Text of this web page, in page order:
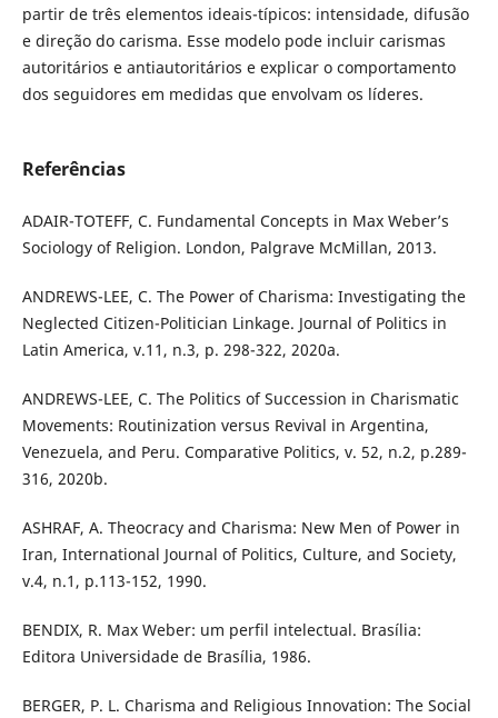
partir de três elementos ideais-típicos: intensidade, difusão
e direção do carisma. Esse modelo pode incluir carismas
autoritários e antiautoritários e explicar o comportamento
dos seguidores em medidas que envolvam os líderes.
Referências
ADAIR-TOTEFF, C. Fundamental Concepts in Max Weber’s
Sociology of Religion. London, Palgrave McMillan, 2013.
ANDREWS-LEE, C. The Power of Charisma: Investigating the
Neglected Citizen-Politician Linkage. Journal of Politics in
Latin America, v.11, n.3, p. 298-322, 2020a.
ANDREWS-LEE, C. The Politics of Succession in Charismatic
Movements: Routinization versus Revival in Argentina,
Venezuela, and Peru. Comparative Politics, v. 52, n.2, p.289-
316, 2020b.
ASHRAF, A. Theocracy and Charisma: New Men of Power in
Iran, International Journal of Politics, Culture, and Society,
v.4, n.1, p.113-152, 1990.
BENDIX, R. Max Weber: um perfil intelectual. Brasília:
Editora Universidade de Brasília, 1986.
BERGER, P. L. Charisma and Religious Innovation: The Social